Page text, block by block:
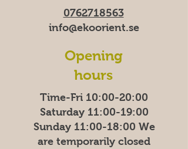
0762718563
info@ekoorient.se
Opening
hours
Time-Fri 10:00-20:00
Saturday 11:00-19:00
Sunday 11:00-18:00 We
are temporarily closed